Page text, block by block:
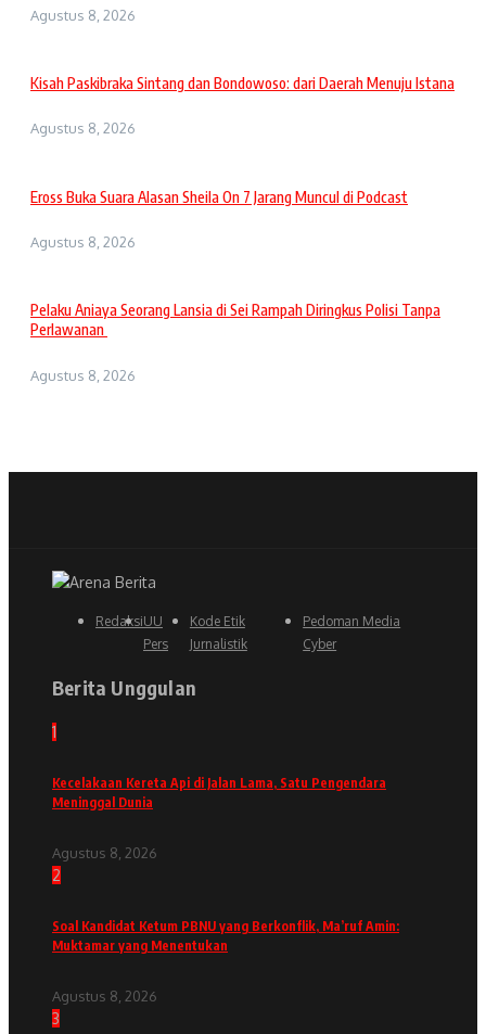
Agustus 8, 2026
Kisah Paskibraka Sintang dan Bondowoso: dari Daerah Menuju Istana
Agustus 8, 2026
Eross Buka Suara Alasan Sheila On 7 Jarang Muncul di Podcast
Agustus 8, 2026
Pelaku Aniaya Seorang Lansia di Sei Rampah Diringkus Polisi Tanpa
Perlawanan
Agustus 8, 2026
RedaksiUU
Pers
Kode Etik
Jurnalistik
Pedoman Media
Cyber
Berita Unggulan
1
Kecelakaan Kereta Api di Jalan Lama, Satu Pengendara
Meninggal Dunia
Agustus 8, 2026
2
Soal Kandidat Ketum PBNU yang Berkonflik, Ma’ruf Amin:
Muktamar yang Menentukan
Agustus 8, 2026
3